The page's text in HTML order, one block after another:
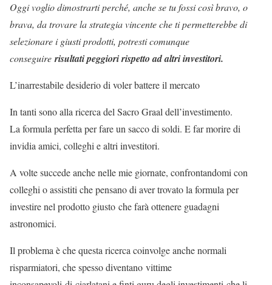
Oggi voglio dimostrarti perché, anche se tu fossi così bravo, o
brava, da trovare la strategia vincente che ti permetterebbe di
selezionare i giusti prodotti, potresti comunque
conseguirerisultati peggiori rispetto ad altri investitori.
L’inarrestabile desiderio di voler battere il mercato
In tanti sono alla ricerca del Sacro Graal dell’investimento.
La formula perfetta per fare un sacco di soldi. E far morire di
invidia amici, colleghi e altri investitori.
A volte succede anche nelle mie giornate, confrontandomi con
colleghi o assistiti che pensano di aver trovato la formula per
investire nel prodotto giusto che farà ottenere guadagni
astronomici.
Il problema è che questa ricerca coinvolge anche normali
risparmiatori, che spesso diventano vittime